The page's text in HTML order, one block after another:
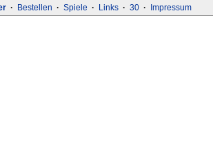
· Bestellen · Spiele · Links · 30 · Impressum